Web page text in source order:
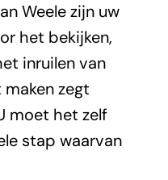
Weele zijn uw
het bekijken,
inruilen van
zegt
moet het zelf
stap waarvan